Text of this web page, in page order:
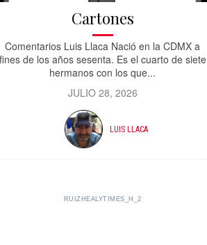
Cartones
Comentarios Luis Llaca Nació en la CDMX a
fines de los años sesenta. Es el cuarto de siete
hermanos con los que...
JULIO 28, 2026
LUIS LLACA
RUIZHEALYTIMES_H_2